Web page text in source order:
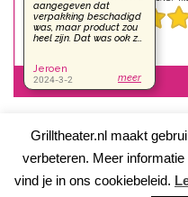
Grilltheater.nl maakt
verbeteren. Meer
vind je in ons cookiebeleid.